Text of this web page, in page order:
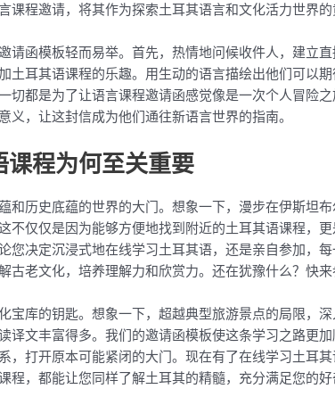
程邀请，将其作为探索土耳其语言和文化活力世界的
请函模板轻而易举。首先，热情地问候收件人，建立
土耳其语课程的乐趣。用生动的语言描绘出他们可以
切都是为了让语言课程邀请函感觉像是一次个人冒
，让这封信成为他们通往新语言世界的指南。
课程为何至关重要
和历史底蕴的世界的大门。想象一下，漫步在伊斯坦
不仅仅是因为能够方便地找到附近的土耳其语课程，
您决定沉浸式地在线学习土耳其语，还是亲自参加，
老文化，培养理解力和欣赏力。还在犹豫什么？快
宝库的钥匙。想象一下，超越典型旅游景点的局限，
文丰富得多。我们的邀请函模板使这条学习之路更
，打开原本可能紧闭的大门。现在有了在线学习土耳
程，都能让您同样了解土耳其的精髓，充分满足您的